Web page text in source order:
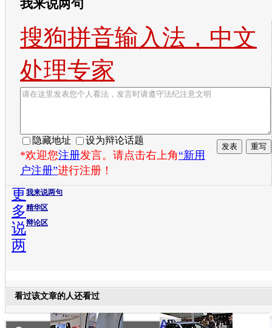
我来说两句
搜狗拼音输入法，中文
处理专家
隐藏地址 设为辩论话题
*欢迎您注册发言。请点击右上角“新用
户注册”进行注册！
我来说两句
精华区
辩论区
更
多
说
两
看过该文章的人还看过